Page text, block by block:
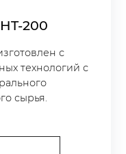
200
с
технологий с
сырья.